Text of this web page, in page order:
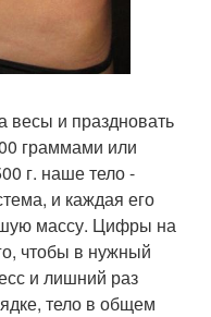
весы и праздновать
граммами или
г. наше тело -
и каждая его
массу. Цифры на
чтобы в нужный
и лишний раз
тело в общем